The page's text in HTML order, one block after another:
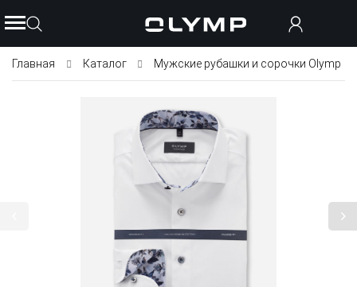
Главная Каталог Мужские рубашки и сорочки Olymp